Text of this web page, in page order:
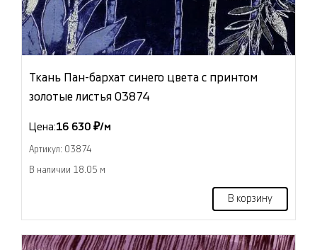
Ткань Пан-бархат синего цвета с принтом
золотые листья 03874
Цена:16 630 ₽/м
Артикул: 03874
В наличии 18.05 м
В корзину